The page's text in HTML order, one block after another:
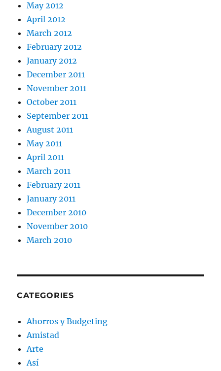
May 2012
April 2012
March 2012
February 2012
January 2012
December 2011
November 2011
October 2011
September 2011
August 2011
May 2011
April 2011
March 2011
February 2011
January 2011
December 2010
November 2010
March 2010
CATEGORIES
Ahorros y Budgeting
Amistad
Arte
Así